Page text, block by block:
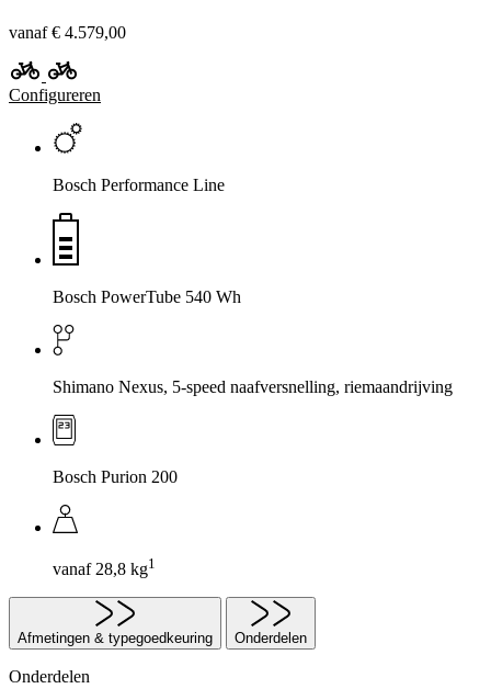
vanaf € 4.579,00
Configureren
Bosch Performance Line
Bosch PowerTube 540 Wh
Shimano Nexus, 5-speed naafversnelling, riemaandrijving
Bosch Purion 200
vanaf 28,8 kg1
Afmetingen & typegoedkeuring Onderdelen
Onderdelen